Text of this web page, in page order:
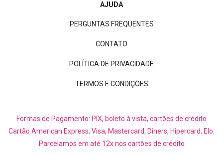
AJUDA
PERGUNTAS FREQUENTES
CONTATO
POLÍTICA DE PRIVACIDADE
TERMOS E CONDIÇÕES
Formas de Pagamento: PIX, boleto à vista, cartões de crédito
Cartão American Express, Visa, Mastercard, Diners, Hipercard, Elo.
Parcelamos em até 12x nos cartões de crédito